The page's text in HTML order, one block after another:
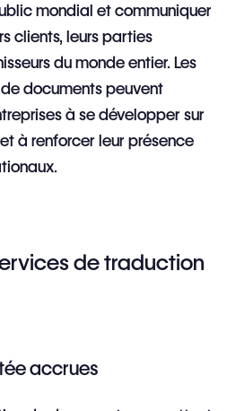
mondial et communiquer
clients, leurs parties
du monde entier. Les
documents peuvent
à se développer sur
à renforcer leur présence
de traduction
accrues